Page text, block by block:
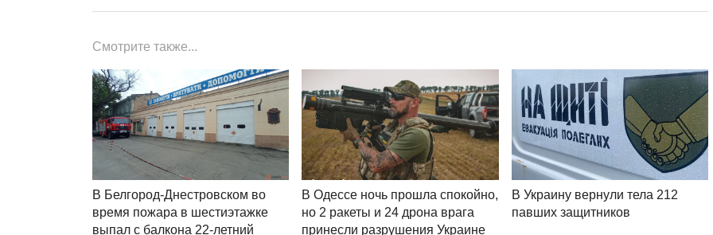
Смотрите также...
В Белгород-Днестровском во
время пожара в шестиэтажке
выпал с балкона 22-летний
В Одессе ночь прошла спокойно,
но 2 ракеты и 24 дрона врага
принесли разрушения Украине
В Украину вернули тела 212
павших защитников